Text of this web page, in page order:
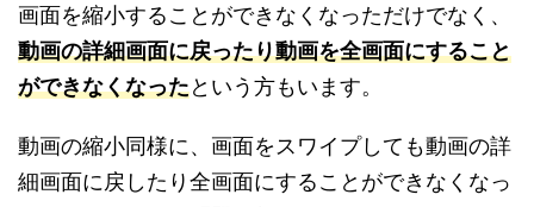
画面を縮小することができなくなっただけでなく、
動画の詳細画面に戻ったり動画を全画面にすること
ができなくなったという方もいます。
動画の縮小同様に、画面をスワイプしても動画の詳
細画面に戻したり全画面にすることができなくなっ